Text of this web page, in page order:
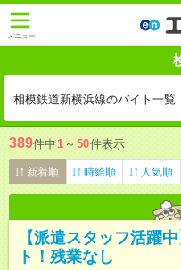
メニュー
相模鉄道新横浜線のバイト一覧
389件中1 ～ 50件表示
新着順 時給順 人気順
【派遣スタッフ活躍
ト！残業なし